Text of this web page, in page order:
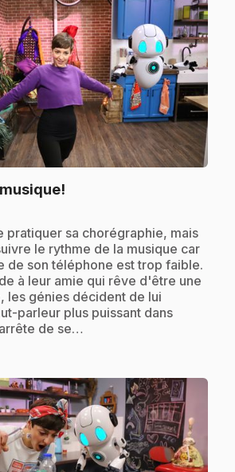
pratiquer sa chorégraphie, mais
le rythme de la musique car
de son téléphone est trop faible.
à leur amie qui rêve d'être une
les génies décident de lui
parleur plus puissant dans
de se…